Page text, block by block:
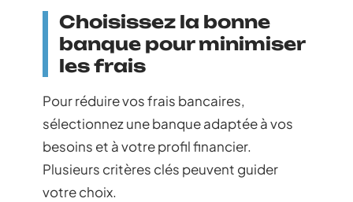
Choisissez la bonne
banque pour minimiser
les frais
Pour réduire vos frais bancaires,
sélectionnez une banque adaptée à vos
besoins et à votre profil financier.
Plusieurs critères clés peuvent guider
votre choix.